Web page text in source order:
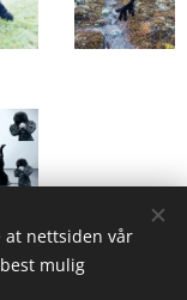
at nettsiden vår
mulig